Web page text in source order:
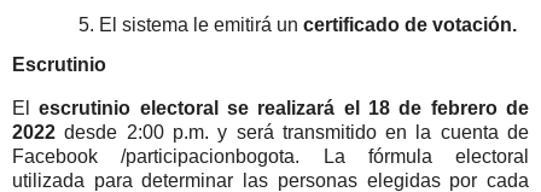
El sistema le emitirá un certificado de votación.
Escrutinio
Elescrutinio electoral se realizará el 18 de febrero de
2022 desde 2:00 p.m. y será transmitido en la cuenta de
Facebook /participacionbogota. La fórmula electoral
utilizada para determinar las personas elegidas por cada